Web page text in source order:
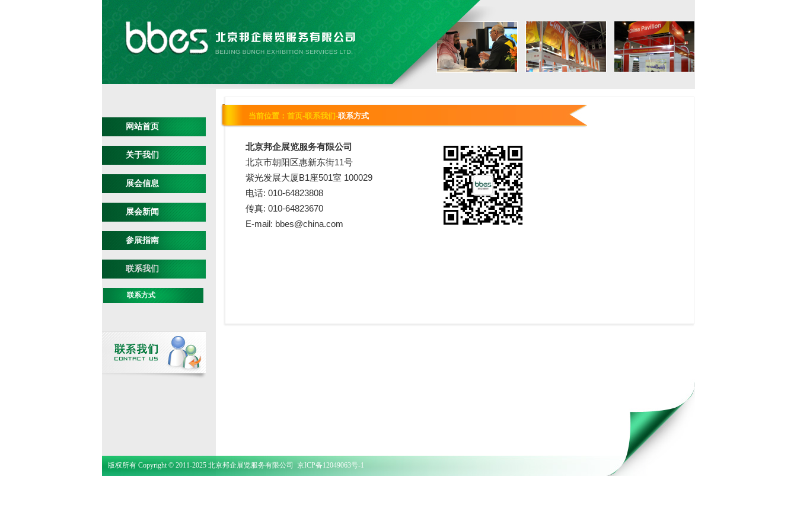
网站首页
关于我们
展会信息
展会新闻
参展指南
联系我们
联系方式
当前位置： 首页-联系我们-联系方式
北京邦企展览服务有限公司
北京市朝阳区惠新东街11号
紫光发展大厦B1座501室 100029
电话: 010-64823808
传真: 010-64823670
E-mail: bbes@china.com
版权所有 Copyright © 2011-2025 北京邦企展览服务有限公司 京ICP备12049063号-1